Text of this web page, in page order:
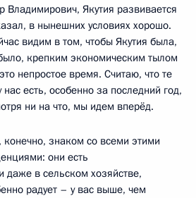
Владимирович, Якутия развивается
в нынешних условиях хорошо.
видим в том, чтобы Якутия была,
крепким экономическим тылом
непростое время. Считаю, что те
есть, особенно за последний год,
ни на что, мы идем вперёд.
конечно, знаком со всеми этими
они есть
даже в сельском хозяйстве,
радует – у вас выше, чем